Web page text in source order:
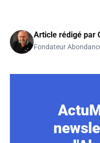
Article rédigé par
Fondateur